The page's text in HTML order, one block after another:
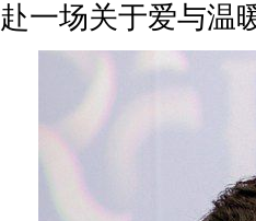
赴一场关于爱与温